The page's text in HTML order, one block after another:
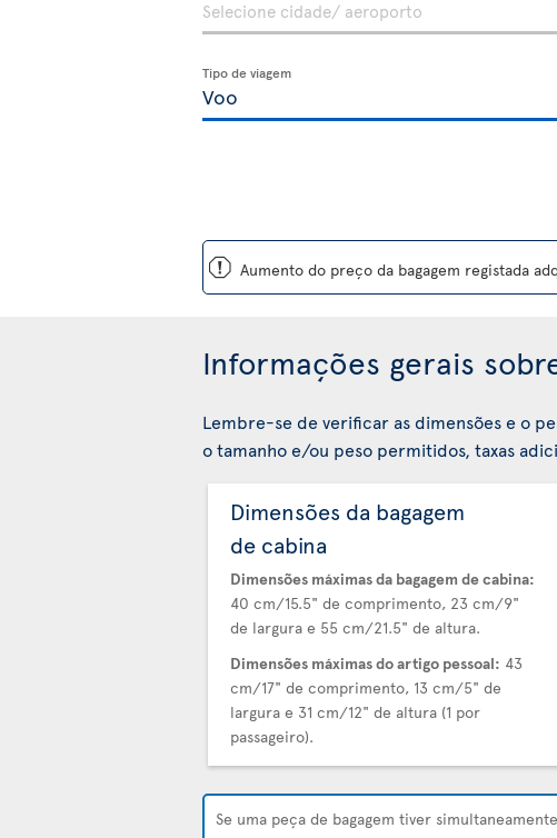
Tipo de viagem
ü Aumento do preço da bagagem registada
Informações gerais
Lembre-se de verificar as dimensões e o
o tamanho e/ou peso permitidos, taxas
Dimensões da bagagem
de cabina
Dimensões máximas da bagagem de cabina:
40 cm/15.5" de comprimento, 23 cm/9"
de largura e 55 cm/21.5" de altura.
Dimensões máximas do artigo pessoal: 43
cm/17" de comprimento, 13 cm/5" de
largura e 31 cm/12" de altura (1 por
passageiro).
Se uma peça de bagagem tiver simultaneamente